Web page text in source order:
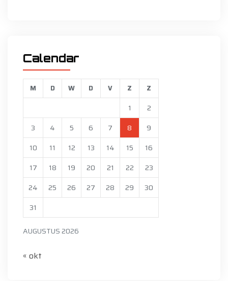
Calendar
AUGUSTUS 2026
M D W D V Z Z
1
2
3
4 5 6 7 8
9
10
11 12 13 14 15
16
17
18 19 20 21 22
23
24
25 26 27 28 29
30
31
« okt